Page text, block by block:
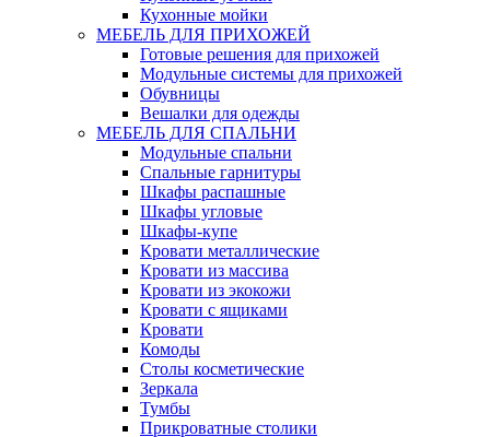
Кухонные мойки
МЕБЕЛЬ ДЛЯ ПРИХОЖЕЙ
Готовые решения для прихожей
Модульные системы для прихожей
Обувницы
Вешалки для одежды
МЕБЕЛЬ ДЛЯ СПАЛЬНИ
Модульные спальни
Спальные гарнитуры
Шкафы распашные
Шкафы угловые
Шкафы-купе
Кровати металлические
Кровати из массива
Кровати из экокожи
Кровати с ящиками
Кровати
Комоды
Столы косметические
Зеркала
Тумбы
Прикроватные столики